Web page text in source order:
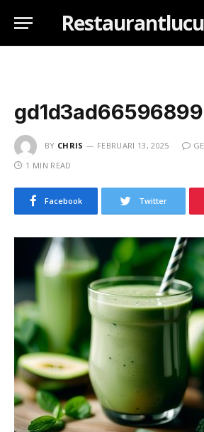
BY CHRIS FEBRUARI 13, 2025
1 MIN READ
Facebook Twitter